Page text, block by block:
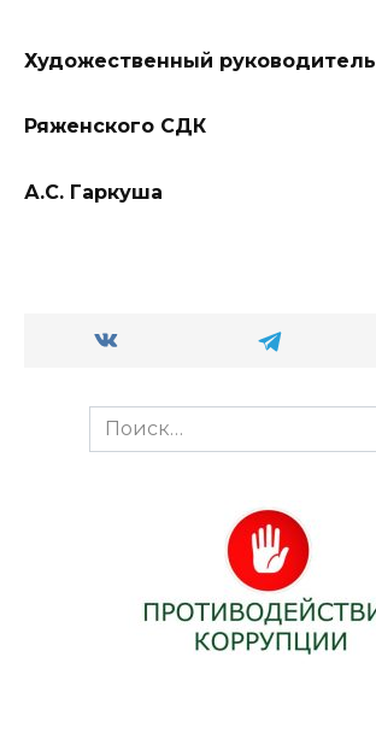
Художественный руководитель
Ряженского СДК
А.С. Гаркуша
Search
for: